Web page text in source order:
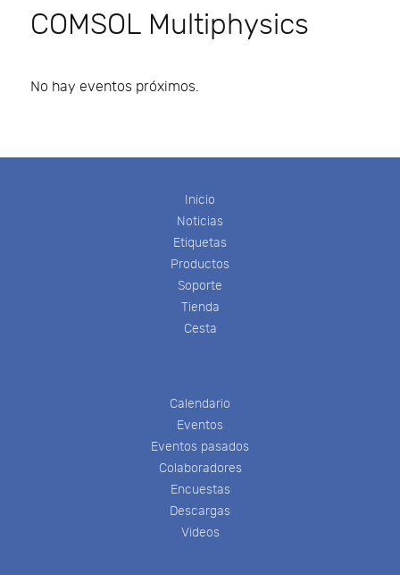
COMSOL Multiphysics
No hay eventos próximos.
Inicio
Noticias
Etiquetas
Productos
Soporte
Tienda
Cesta
Calendario
Eventos
Eventos pasados
Colaboradores
Encuestas
Descargas
Videos